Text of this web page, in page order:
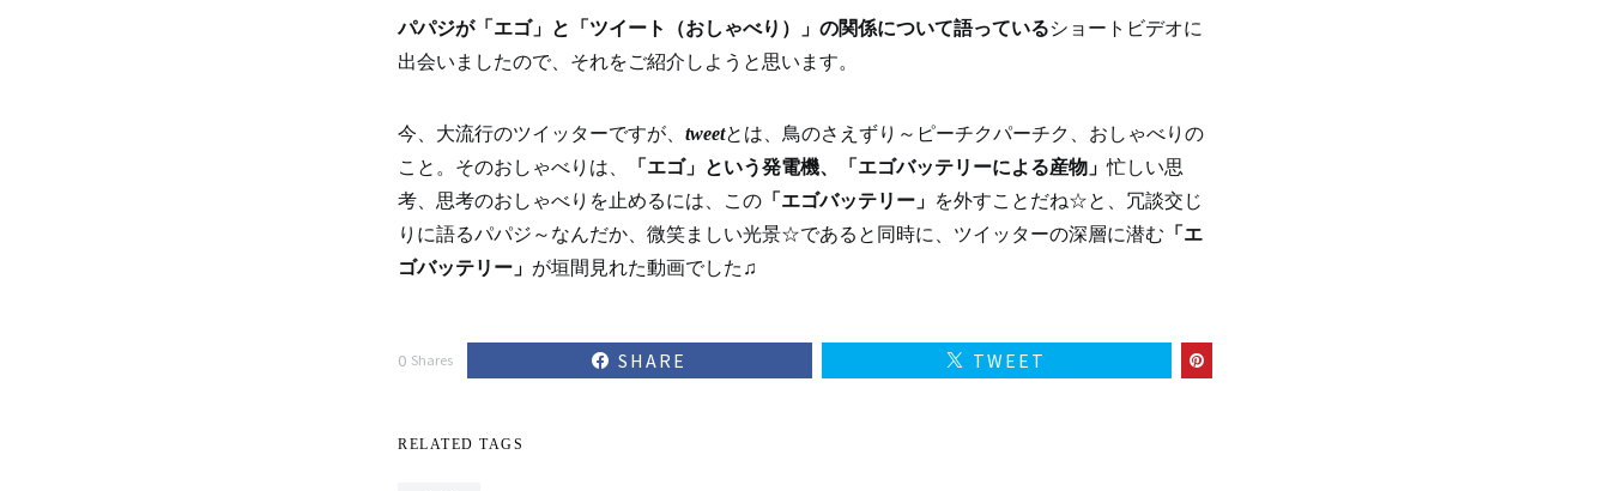
パパジが「エゴ」と「ツイート（おしゃべり）」の関係について語っているショートビデオに
出会いましたので、それをご紹介しようと思います。
今、大流行のツイッターですが、 tweetとは、鳥のさえずり～ピーチクパーチク、おしゃべりの
こと。そのおしゃべりは、
「エゴ」という発電機、「エゴバッテリーによる産物」忙しい思
考、思考のおしゃべりを止めるには、この 「エゴバッテリー」 を外すことだね☆と、冗談交じ
りに語るパパジ～ なんだか、微笑ましい光景☆であると同時に、ツイッターの深層に潜む 「エ
ゴバッテリー」 が垣間見れた動画でした♫
0 Shares SHARE TWEET
RELATED TAGS